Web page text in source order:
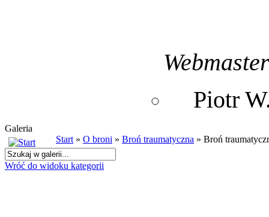
Piotr
Galeria
Start » O broni » Broń traumatyczna » Broń
Wróć do widoku kategorii